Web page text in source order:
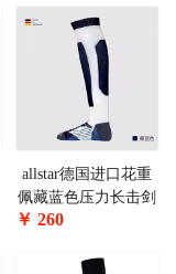
allstar德国进口花重
佩藏蓝色压力长击剑
袜FSTR-UT
￥ 260